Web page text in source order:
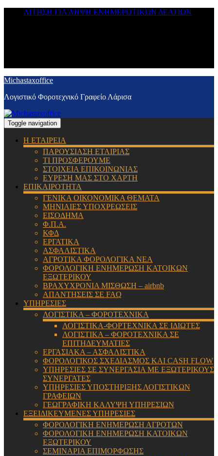
ΑΙΤΗΣΗ ΓΙΑ ΛΗΨΗ ΕΝΗΜΕΡΩΤΙΚΩΝ ΔΕΛΤΙΩΝ
Michastaxoffice
Λογιστικό Φοροτεχνικό Γραφείο Λάρισα
Toggle navigation
Η ΕΤΑΙΡΕΙΑ
ΠΑΡΟΥΣΙΑΣΗ ΕΤΑΙΡΙΑΣ
ΤΙ ΠΡΟΣΦΕΡΟΥΜΕ
ΣΤΟΙΧΕΙΑ ΕΠΙΚΟΙΝΩΝΙΑΣ
ΕΥΡΕΣΗ ΜΑΣ ΣΤΟ ΧΑΡΤΗ
ΕΠΙΚΑΙΡΟΤΗΤΑ
ΓΕΝΙΚΑ ΟΙΚΟΝΟΜΙΚΑ ΘΕΜΑΤΑ
ΜΗΝΙΑΙΕΣ ΥΠΟΧΡΕΩΣΕΙΣ
ΕΙΣΟΔΗΜΑ
Φ.Π.Α.
ΚΦΔ
ΕΡΓΑΤΙΚΑ
ΑΣΦΑΛΙΣΤΙΚΑ
ΑΓΡΟΤΙΚΑ ΦΟΡΟΛΟΓΙΚΑ ΝΕΑ
ΦΟΡΟΛΟΓΙΚΗ ΕΝΗΜΕΡΩΣΗ ΚΑΤΟΙΚΩΝ
ΕΞΩΤΕΡΙΚΟΥ
ΒΡΑΧΥΧΡΟΝΙΑ ΜΙΣΘΩΣΗ – airbnb
ΑΠΑΝΤΗΣΕΙΣ ΣΕ FAQ
ΥΠΗΡΕΣΙΕΣ
ΛΟΓΙΣΤΙΚΑ – ΦΟΡΟΤΕΧΝΙΚΑ
ΛΟΓΙΣΤΙΚΑ-ΦΟΡΤΕΧΝΙΚΑ ΣΕ ΙΔΙΩΤΕΣ
ΛΟΓΙΣΤΙΚΑ – ΦΟΡΟΤΕΧΝΙΚΑ ΣΕ
ΕΠΙΤΗΔΕΥΜΑΤΙΕΣ
ΕΡΓΑΣΙΑΚΑ – ΑΣΦΑΛΙΣΤΙΚΑ
ΦΟΡΟΛΟΓΙΚΟΣ ΣΧΕΔΙΑΣΜΟΣ ΚΑΙ CASH FLOW
ΥΠΗΡΕΣΙΕΣ ΣΕ ΣΥΝΕΡΓΑΣΙΑ ΜΕ ΕΞΩΤΕΡΙΚΟΥΣ
ΣΥΝΕΡΓΑΤΕΣ
ΥΠΗΡΕΣΙΕΣ ΥΠΟΣΤΗΡΙΞΗΣ ΛΟΓΙΣΤΙΚΩΝ
ΓΡΑΦΕΙΩΝ
ΓΕΩΓΡΑΦΙΚΗ ΚΑΛΥΨΗ ΥΠΗΡΕΣΙΩΝ
ΕΞΕΙΔΙΚΕΥΜΕΝΕΣ ΥΠΗΡΕΣΙΕΣ
ΦΟΡΟΛΟΓΙΚΗ ΕΝΗΜΕΡΩΣΗ ΑΓΡΟΤΩΝ
ΦΟΡΟΛΟΓΙΚΗ ΕΝΗΜΕΡΩΣΗ ΚΑΤΟΙΚΩΝ
ΕΞΩΤΕΡΙΚΟΥ
ΣΕΜΙΝΑΡΙΑ ΕΠΙΜΟΡΦΩΣΗΣ